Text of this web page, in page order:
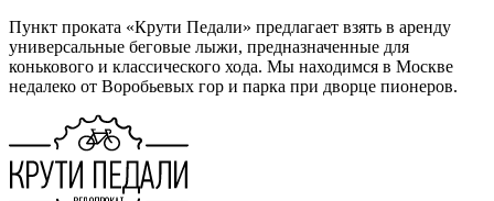
Пункт проката «Крути Педали» предлагает взять в аренду
универсальные беговые лыжи, предназначенные для
конькового и классического хода. Мы находимся в Москве
недалеко от Воробьевых гор и парка при дворце пионеров.